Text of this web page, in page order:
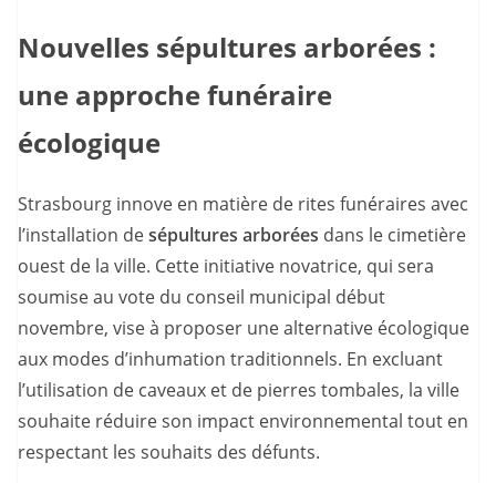
Nouvelles sépultures arborées :
une approche funéraire
écologique
Strasbourg innove en matière de rites funéraires avec
l’installation desépultures arborées dans le cimetière
ouest de la ville. Cette initiative novatrice, qui sera
soumise au vote du conseil municipal début
novembre, vise à proposer une alternative écologique
aux modes d’inhumation traditionnels. En excluant
l’utilisation de caveaux et de pierres tombales, la ville
souhaite réduire son impact environnemental tout en
respectant les souhaits des défunts.